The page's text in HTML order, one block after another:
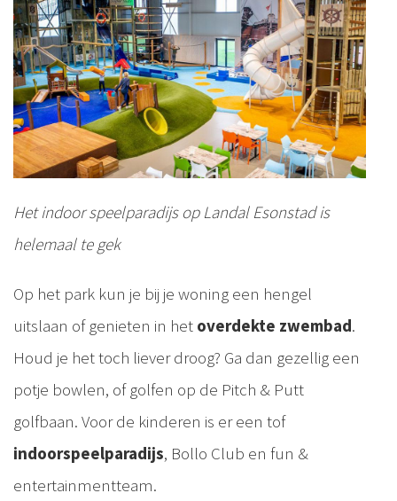
Het indoor speelparadijs op Landal Esonstad is
helemaal te gek
Op het park kun je bij je woning een hengel
uitslaan of genieten in het overdekte zwembad.
Houd je het toch liever droog? Ga dan gezellig een
potje bowlen, of golfen op de Pitch & Putt
golfbaan. Voor de kinderen is er een tof
indoorspeelparadijs, Bollo Club en fun &
entertainmentteam.